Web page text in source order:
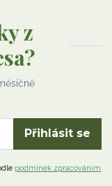
z
Přihlásit se
podmínek zpracováním